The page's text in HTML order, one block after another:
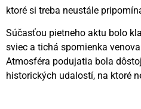
ktoré si treba neustále
Súčasťou pietneho aktu bolo
sviec a tichá spomienka
Atmosféra podujatia bola
historických udalostí, na ktoré